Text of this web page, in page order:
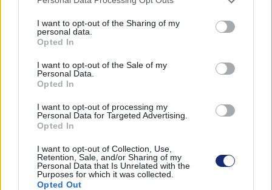
not limited to your visit or usage behaviour. You may click to
grant or deny consent to Google and its third-party tags to
use your data for below specified purposes in below Google
consent section.
I want to opt-out of the Sharing of my
personal data.
Opted In
I want to opt-out of the Sale of my
Personal Data.
Opted In
I want to opt-out of processing my
Personal Data for Targeted Advertising.
Opted In
I want to opt-out of Collection, Use,
Retention, Sale, and/or Sharing of my
Personal Data that Is Unrelated with the
Purposes for which it was collected.
Opted Out
A formatervezők királya
mutatja meg, hogy nézhetnek
ki a jövő elektromos motorjai
Andersen Dávid|2022 november 16. 17:47